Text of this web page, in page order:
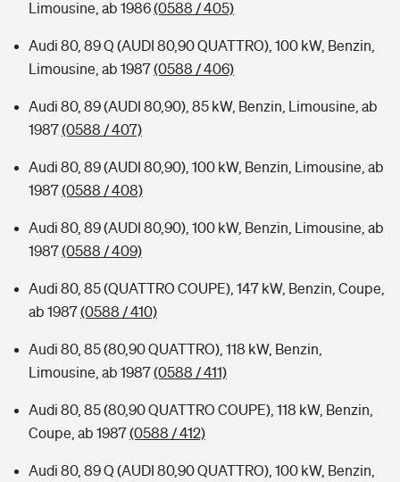
Limousine, ab 1986(0588 / 405)
Audi 80, 89 Q (AUDI 80,90 QUATTRO), 100 kW, Benzin,
Limousine, ab 1987(0588 / 406)
Audi 80, 89 (AUDI 80,90), 85 kW, Benzin, Limousine, ab
1987(0588 / 407)
Audi 80, 89 (AUDI 80,90), 100 kW, Benzin, Limousine, ab
1987(0588 / 408)
Audi 80, 89 (AUDI 80,90), 100 kW, Benzin, Limousine, ab
1987(0588 / 409)
Audi 80, 85 (QUATTRO COUPE), 147 kW, Benzin, Coupe,
ab 1987(0588 / 410)
Audi 80, 85 (80,90 QUATTRO), 118 kW, Benzin,
Limousine, ab 1987(0588 / 411)
Audi 80, 85 (80,90 QUATTRO COUPE), 118 kW, Benzin,
Coupe, ab 1987(0588 / 412)
Audi 80, 89 Q (AUDI 80,90 QUATTRO), 100 kW, Benzin,